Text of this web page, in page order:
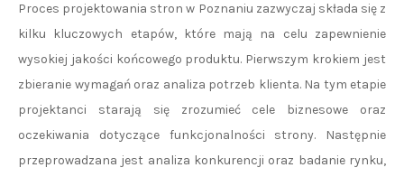
Proces projektowania stron w Poznaniu zazwyczaj składa się z
kilku kluczowych etapów, które mają na celu zapewnienie
wysokiej jakości końcowego produktu. Pierwszym krokiem jest
zbieranie wymagań oraz analiza potrzeb klienta. Na tym etapie
projektanci starają się zrozumieć cele biznesowe oraz
oczekiwania dotyczące funkcjonalności strony. Następnie
przeprowadzana jest analiza konkurencji oraz badanie rynku,